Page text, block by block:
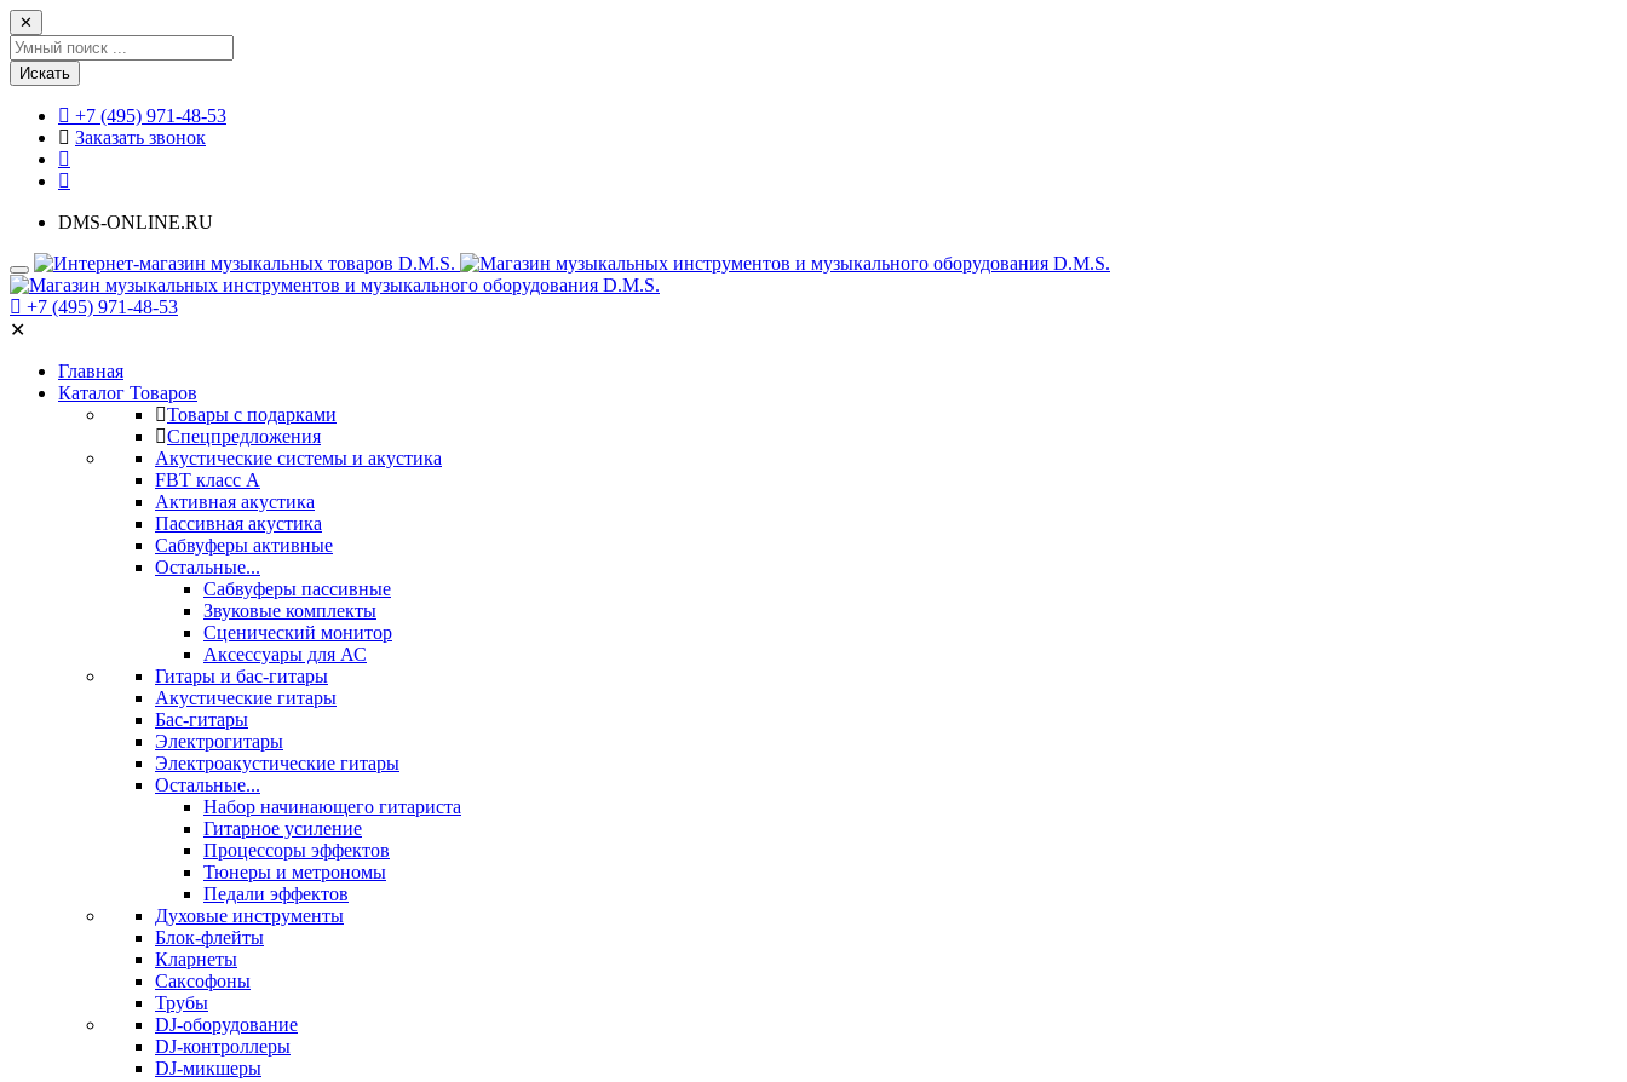
✕
Искать
+7 (495) 971-48-53
Заказать звонок
DMS-ONLINE.RU
+7 (495) 971-48-53
✕
Главная
Каталог Товаров
Товары с подарками
Спецпредложения
Акустические системы и акустика
FBT класс А
Активная акустика
Пассивная акустика
Сабвуферы активные
Остальные...
Сабвуферы пассивные
Звуковые комплекты
Сценический монитор
Аксессуары для АС
Гитары и бас-гитары
Акустические гитары
Бас-гитары
Электрогитары
Электроакустические гитары
Остальные...
Набор начинающего гитариста
Гитарное усиление
Процессоры эффектов
Тюнеры и метрономы
Педали эффектов
Духовые инструменты
Блок-флейты
Кларнеты
Саксофоны
Трубы
DJ-оборудование
DJ-контроллеры
DJ-микшеры